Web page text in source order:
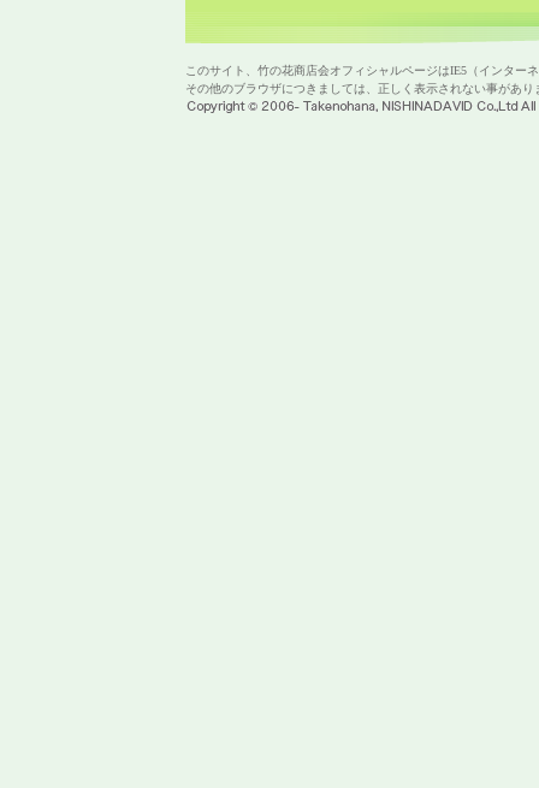
このサイト、竹の花商店会オフィシャルページはIE5（インター
その他のブラウザにつきましては、正しく表示されない事があり